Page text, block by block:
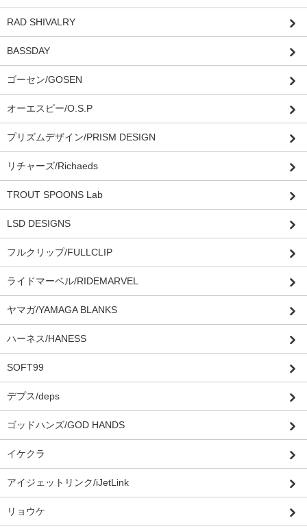
RAD SHIVALRY
BASSDAY
ゴーセン/GOSEN
オーエスピー/O.S.P
プリズムデザイン/PRISM DESIGN
リチャーズ/Richaeds
TROUT SPOONS Lab
LSD DESIGNS
フルクリップ/FULLCLIP
ライドマーベル/RIDEMARVEL
ヤマガ/YAMAGA BLANKS
ハーネス/HANESS
SOFT99
デプス/deps
ゴッドハンズ/GOD HANDS
イケクラ
アイジェットリンク/iJetLink
リョウケ